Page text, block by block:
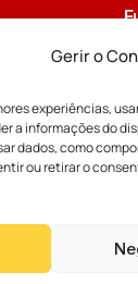
Gerir o
experiências,
a informações do
dados, como
ou retirar o